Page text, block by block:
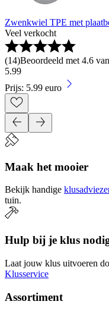
Zwenkwiel TPE met
Veel verkocht
(14)Beoordeeld met 4.6
5.99
Prijs: 5.99 euro
Maak het mooier
Bekijk handige
tuin.
Hulp bij je klus
Laat jouw klus uitvoeren
Klusservice
Assortiment